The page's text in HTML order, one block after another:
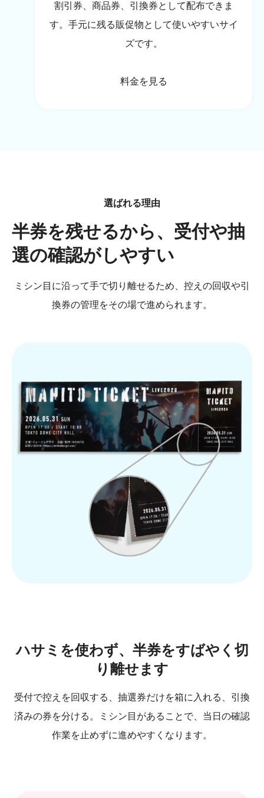
割引券、商品券、引換券として配布できま
す。手元に残る販促物として使いやすいサイ
ズです。
料金を見る
選ばれる理由
半券を残せるから、受付や抽
選の確認がしやすい
ミシン目に沿って手で切り離せるため、控えの回収や引
換券の管理をその場で進められます。
ハサミを使わず、半券をすばやく切
り離せます
受付で控えを回収する、抽選券だけを箱に入れる、引換
済みの券を分ける。ミシン目があることで、当日の確認
作業を止めずに進めやすくなります。